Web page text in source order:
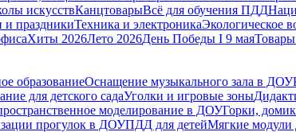
искусствКанцтоварыВсё для обучения ПДД
и праздникиТехника и электроникаЭкологическое
Хиты 2026Лето 2026День Победы I 9 мая
образованиеОснащение музыкального зала в ДОУ
для детского садаУголки и игровые зоны
моделирование в ДОУГорки,
прогулок в ДОУПДД для детейМягкие модули